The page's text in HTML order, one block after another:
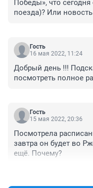
Победы», что
поезда)? Или
Гость
16 мая 2022, 11:24
Добрый день !!!
посмотреть полное
Гость
15 мая 2022, 20:36
Посмотрела
завтра он будет во
ещё. Почему?